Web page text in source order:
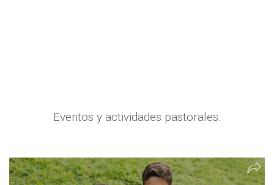
Eventos y actividades pastorales.